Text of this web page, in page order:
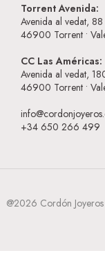
Torrent Avenida:
Avenida al vedat, 88
46900 Torrent •
CC Las Américas:
Avenida al vedat,
46900 Torrent •
+34 650 266 499
@2026 Cordón